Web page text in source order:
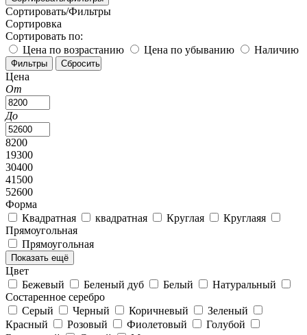
стеклом Старинные Ходики
ретро Деревянные
Элитные Прямоугольные
Необычные Дизайнерские Большие В стиле лофт Большие В
баню В гараж В гостинную
кабинет В коридор В спальню
Горизонтальные
Сортировать/Фильтры
Сортировка
Сортировать по:
Цена по возрастанию
Цена по убыванию Наличию
Цена
От
До
8200
19300
30400
41500
52600
Форма
Квадратная
квадратная Круглая
Круглаяя
Прямоугольная
Прямоугольная
Показать ещё
Цвет
Бежевый
Беленый дуб Белый
Натуральный
Состаренное серебро
Серый
Черный Коричневый
Зеленый
Красный
Розовый Фиолетовый
Голубой